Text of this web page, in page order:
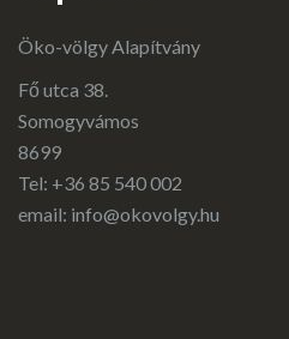
Öko-völgy Alapítvány
Fő utca 38.
Somogyvámos
8699
Tel: +36 85 540 002
email: info@okovolgy.hu